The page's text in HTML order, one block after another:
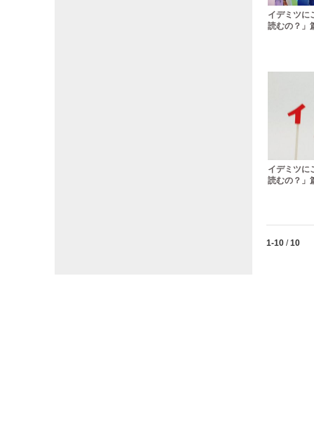
イデミツに
読むの？」
イデミツに
読むの？」
Currently
1-10 / 10